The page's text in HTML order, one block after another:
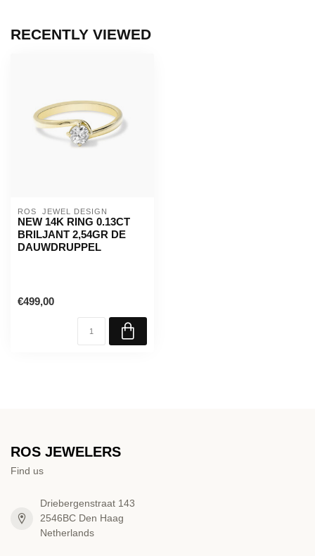
RECENTLY VIEWED
ROS  JEWEL DESIGN
NEW 14K RING 0.13CT
BRILJANT 2,54GR DE
DAUWDRUPPEL
€499,00
ROS JEWELERS
Find us
Driebergenstraat 143
2546BC Den Haag
Netherlands